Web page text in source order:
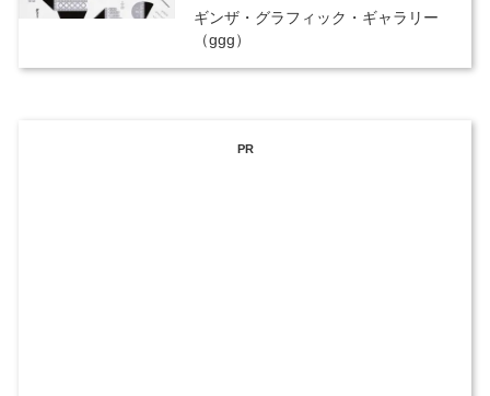
ギンザ・グラフィック・ギャラリー
（ggg）
PR